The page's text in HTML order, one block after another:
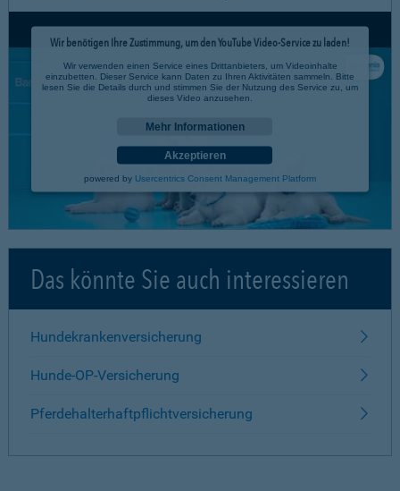
Wir benötigen Ihre Zustimmung, um den YouTube Video-Service zu laden!
Wir verwenden einen Service eines Drittanbieters, um Videoinhalte
einzubetten. Dieser Service kann Daten zu Ihren Aktivitäten sammeln. Bitte
lesen Sie die Details durch und stimmen Sie der Nutzung des Service zu, um
dieses Video anzusehen.
Mehr Informationen
Akzeptieren
powered by Usercentrics Consent Management Platform
Das könnte Sie auch interessieren
Hundekrankenversicherung
Hunde-OP-Versicherung
Pferdehalterhaftpflichtversicherung